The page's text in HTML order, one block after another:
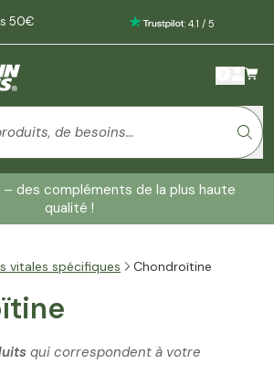
50€ : 4.1 / 5
– des compléments de la plus haute
qualité !
vitales spécifiques Chondroïtine
qui correspondent à votre